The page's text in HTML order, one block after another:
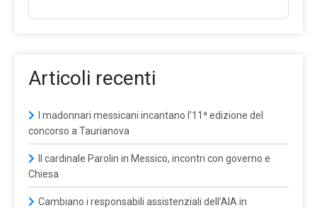
Articoli recenti
I madonnari messicani incantano l’11ª edizione del
concorso a Taurianova
Il cardinale Parolin in Messico, incontri con governo e
Chiesa
Cambiano i responsabili assistenziali dell’AIA in